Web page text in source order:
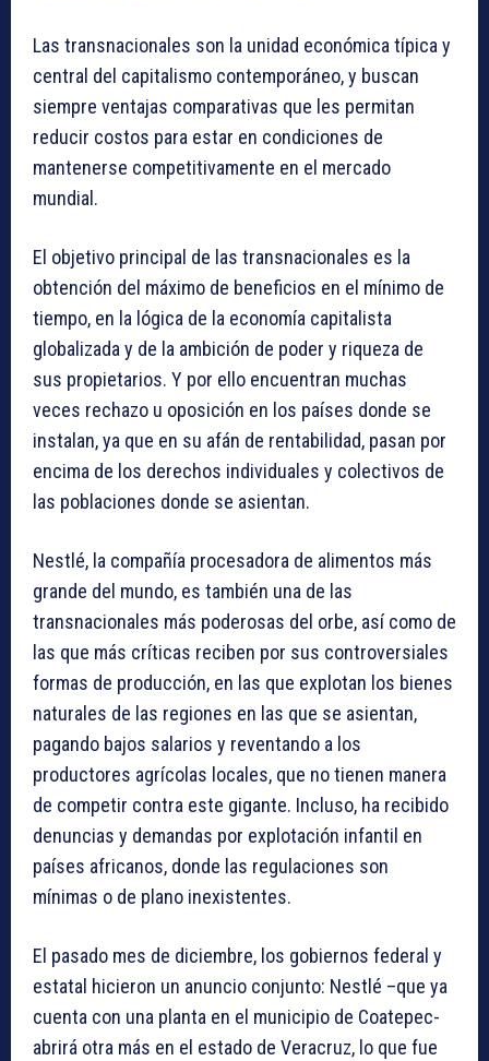
Las transnacionales son la unidad económica típica y
central del capitalismo contemporáneo, y buscan
siempre ventajas comparativas que les permitan
reducir costos para estar en condiciones de
mantenerse competitivamente en el mercado
mundial.
El objetivo principal de las transnacionales es la
obtención del máximo de beneficios en el mínimo de
tiempo, en la lógica de la economía capitalista
globalizada y de la ambición de poder y riqueza de
sus propietarios. Y por ello encuentran muchas
veces rechazo u oposición en los países donde se
instalan, ya que en su afán de rentabilidad, pasan por
encima de los derechos individuales y colectivos de
las poblaciones donde se asientan.
Nestlé, la compañía procesadora de alimentos más
grande del mundo, es también una de las
transnacionales más poderosas del orbe, así como de
las que más críticas reciben por sus controversiales
formas de producción, en las que explotan los bienes
naturales de las regiones en las que se asientan,
pagando bajos salarios y reventando a los
productores agrícolas locales, que no tienen manera
de competir contra este gigante. Incluso, ha recibido
denuncias y demandas por explotación infantil en
países africanos, donde las regulaciones son
mínimas o de plano inexistentes.
El pasado mes de diciembre, los gobiernos federal y
estatal hicieron un anuncio conjunto: Nestlé –que ya
cuenta con una planta en el municipio de Coatepec-
abrirá otra más en el estado de Veracruz, lo que fue